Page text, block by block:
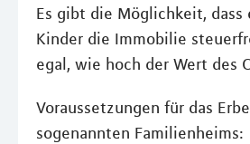
Es gibt die Möglichkeit, dass
Kinder die Immobilie
egal, wie hoch der Wert des
Voraussetzungen für das
sogenannten Familienheims: